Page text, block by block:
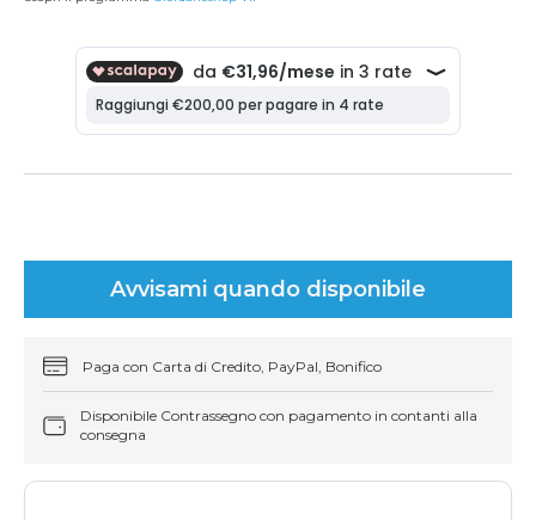
Avvisami quando disponibile
Paga con Carta di Credito, PayPal, Bonifico
Disponibile Contrassegno con pagamento in contanti alla
consegna